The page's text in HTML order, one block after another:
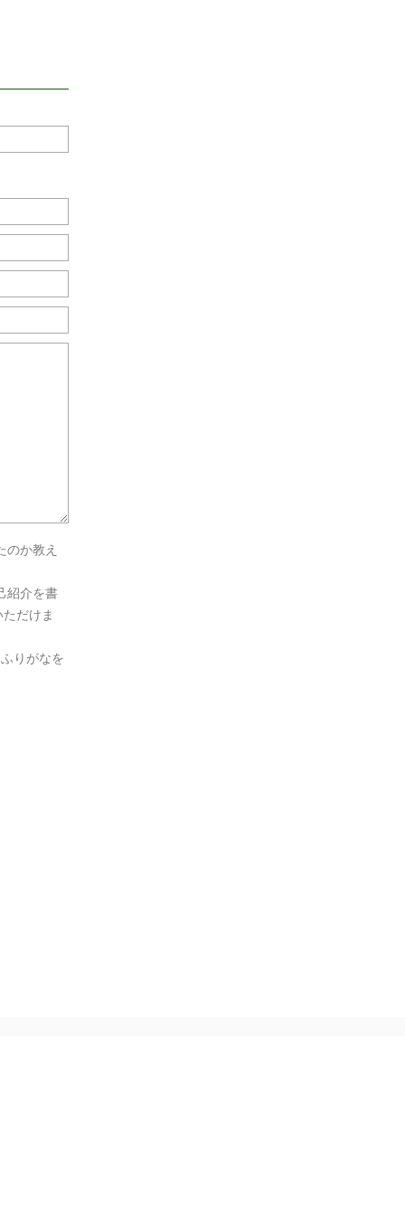
か教え
紹介を書
だけま
りがなを